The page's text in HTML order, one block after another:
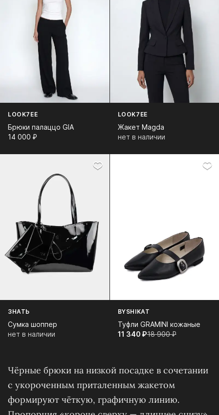
LOOK7EE
Брюки палаццо GIA
14 000⁠ ⁠₽
LOOK7EE
Жакет Magda
нет в наличии
ЗНАТЬ
Сумка шоппер
нет в наличии
BYSHIKAT
Туфли GRAMINI кожаные
11 340⁠ ⁠₽18 900⁠ ⁠₽
Чёрные брюки на низкой посадке в сочетании
с укороченным приталенным жакетом
формируют чёткую, графичную линию.